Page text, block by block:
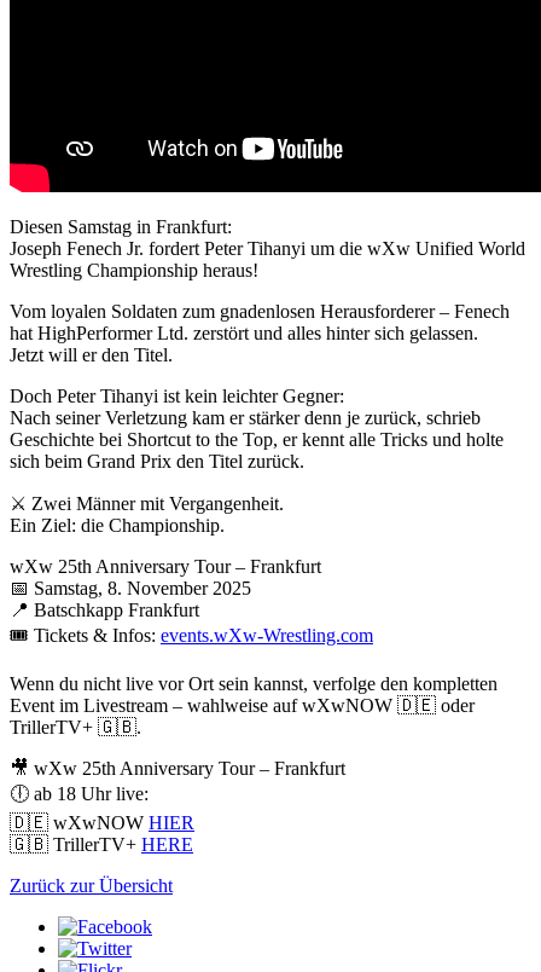
Diesen Samstag in Frankfurt:
Joseph Fenech Jr. fordert Peter Tihanyi um die wXw Unified World
Wrestling Championship heraus!
Vom loyalen Soldaten zum gnadenlosen Herausforderer – Fenech
hat HighPerformer Ltd. zerstört und alles hinter sich gelassen.
Jetzt will er den Titel.
Doch Peter Tihanyi ist kein leichter Gegner:
Nach seiner Verletzung kam er stärker denn je zurück, schrieb
Geschichte bei Shortcut to the Top, er kennt alle Tricks und holte
sich beim Grand Prix den Titel zurück.
⚔️ Zwei Männer mit Vergangenheit.
Ein Ziel: die Championship.
wXw 25th Anniversary Tour – Frankfurt
📅 Samstag, 8. November 2025
📍 Batschkapp Frankfurt
🎟️ Tickets & Infos: events.wXw-Wrestling.com
Wenn du nicht live vor Ort sein kannst, verfolge den kompletten
Event im Livestream – wahlweise aufwXwNOW 🇩🇪 oder
TrillerTV+ 🇬🇧.
🎥 wXw 25th Anniversary Tour – Frankfurt
🕕 ab 18 Uhr live:
🇩🇪 wXwNOW HIER
🇬🇧 TrillerTV+ HERE
Zurück zur Übersicht